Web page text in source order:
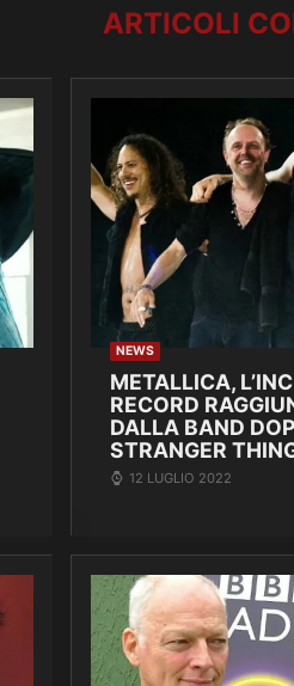
ARTICOLI
NEWS
METALLICA,
RECORD
DALLA BAND
STRANGER
12 LUGLIO 2022